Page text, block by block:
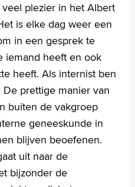
plezier in het Albert
is elke dag weer een
in een gesprek te
iemand heeft en ook
heeft. Als internist ben
prettige manier van
buiten de vakgroep
geneeskunde in
blijven beoefenen.
uit naar de
bijzonder de